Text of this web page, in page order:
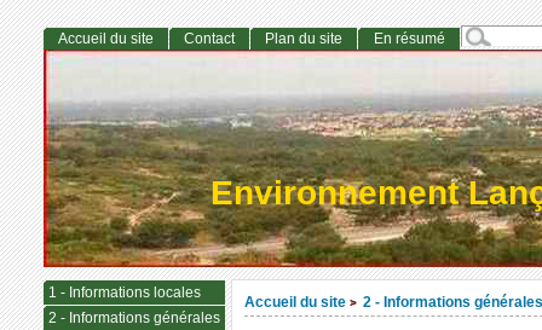
Environnement
Accueil du site > 2 - Informations générales
Accueil du site Contact Plan du site En résumé
1 - Informations locales
2 - Informations générales